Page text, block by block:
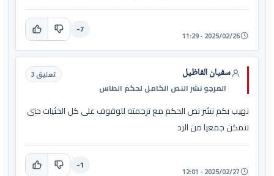
2025/02/26 - 11:29
-7
سفيان الفاظيل
المرجو نشر النص الكامل لحكم الطاس
تعليق 3
نهيب بكم نشر نص الحكم مع ترجمته للوقوف على كل الحثيات حتى
نتمكن جمعيا من الرد
2025/02/27 - 12:01
-1